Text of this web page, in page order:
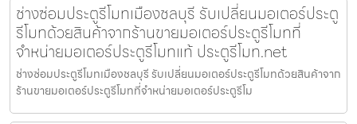
ช่างซ่อมประตูรีโมทเมืองชลบุรี รับเปลี่ยนมอเตอร์ประตู
รีโมทด้วยสินค้าจากร้านขายมอเตอร์ประตูรีโมทที่
จำหน่ายมอเตอร์ประตูรีโมทแท้ ประตูรีโมท.net
ช่างซ่อมประตูรีโมทเมืองชลบุรี รับเปลี่ยนมอเตอร์ประตูรีโมทด้วยสินค้าจาก
ร้านขายมอเตอร์ประตูรีโมทที่จำหน่ายมอเตอร์ประตูรีโม